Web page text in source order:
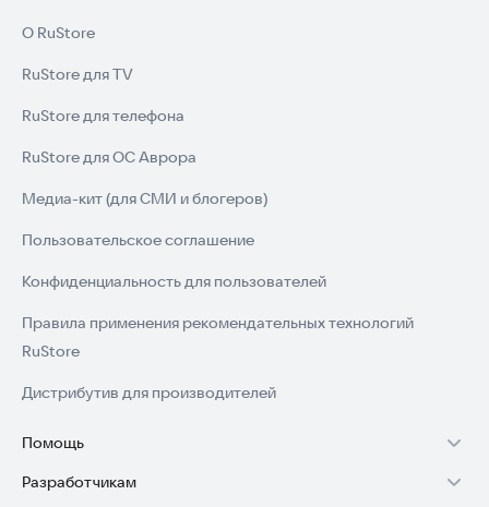
О RuStore
RuStore для TV
RuStore для телефона
RuStore для ОС Аврора
Медиа-кит (для СМИ и блогеров)
Пользовательское соглашение
Конфиденциальность для пользователей
Правила применения рекомендательных технологий
RuStore
Дистрибутив для производителей
Помощь
Установка RuStore на TV
Разработчикам